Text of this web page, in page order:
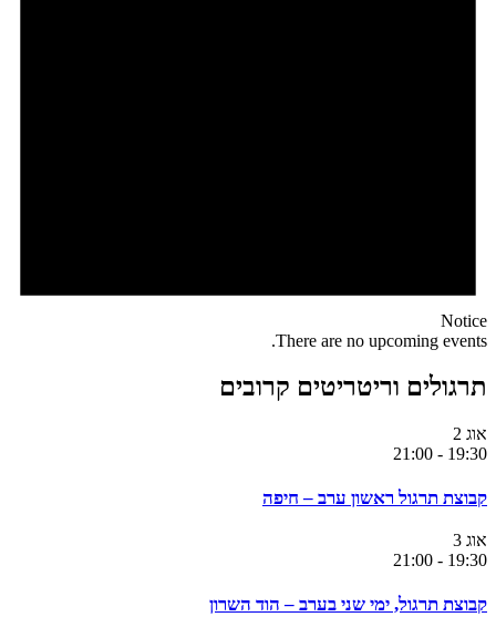
Notice
There are no upcoming events.
תרגולים וריטריטים קרובים
אוג 2
19:30
-
21:00
קבוצת תרגול ראשון ערב – חיפה
אוג 3
19:30
-
21:00
קבוצת תרגול, ימי שני בערב – הוד השרון